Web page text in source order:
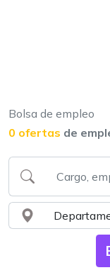
Bolsa de empleo
0 ofertas de